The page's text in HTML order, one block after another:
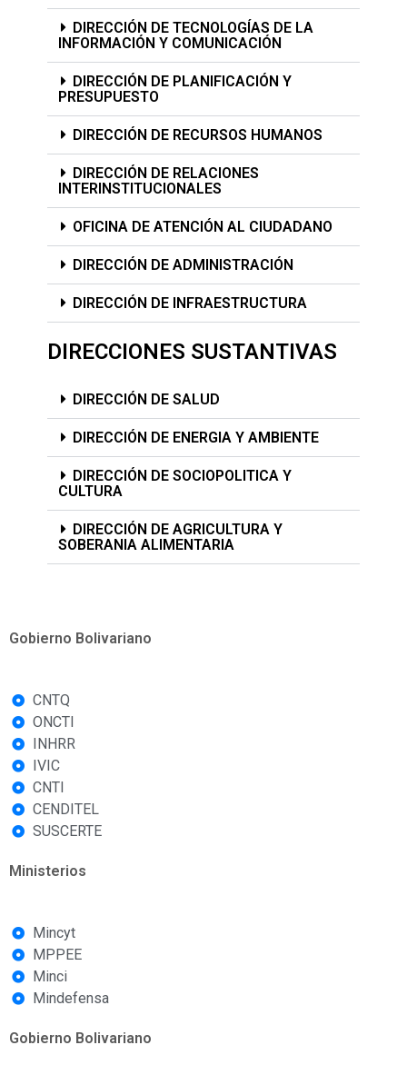
DIRECCIÓN DE TECNOLOGÍAS DE LA
INFORMACIÓN Y COMUNICACIÓN
DIRECCIÓN DE PLANIFICACIÓN Y
PRESUPUESTO
DIRECCIÓN DE RECURSOS HUMANOS
DIRECCIÓN DE RELACIONES
INTERINSTITUCIONALES
OFICINA DE ATENCIÓN AL CIUDADANO
DIRECCIÓN DE ADMINISTRACIÓN
DIRECCIÓN DE INFRAESTRUCTURA
DIRECCIONES SUSTANTIVAS
DIRECCIÓN DE SALUD
DIRECCIÓN DE ENERGIA Y AMBIENTE
DIRECCIÓN DE SOCIOPOLITICA Y
CULTURA
DIRECCIÓN DE AGRICULTURA Y
SOBERANIA ALIMENTARIA
Gobierno Bolivariano
CNTQ
ONCTI
INHRR
IVIC
CNTI
CENDITEL
SUSCERTE
Ministerios
Mincyt
MPPEE
Minci
Mindefensa
Gobierno Bolivariano